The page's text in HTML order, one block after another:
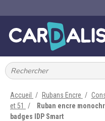
IMPRIMANTES À BADGES
CARTE ET BADGE
Accueil Rubans Encre
et 51
Ruban encre
badges IDP Smart